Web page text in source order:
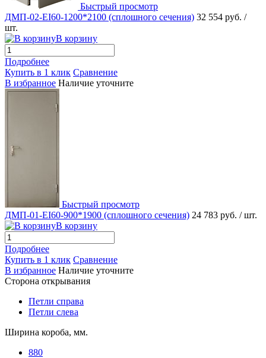
Быстрый просмотр
ДМП-02-EI60-1200*2100 (сплошного сечения) 32 554 руб. /
шт.
В корзину
Подробнее
Купить в 1 клик Сравнение
В избранное Наличие уточните
Быстрый просмотр
ДМП-01-EI60-900*1900 (сплошного сечения) 24 783 руб. / шт.
В корзину
Подробнее
Купить в 1 клик Сравнение
В избранное Наличие уточните
Сторона открывания
Петли справа
Петли слева
Ширина короба, мм.
880